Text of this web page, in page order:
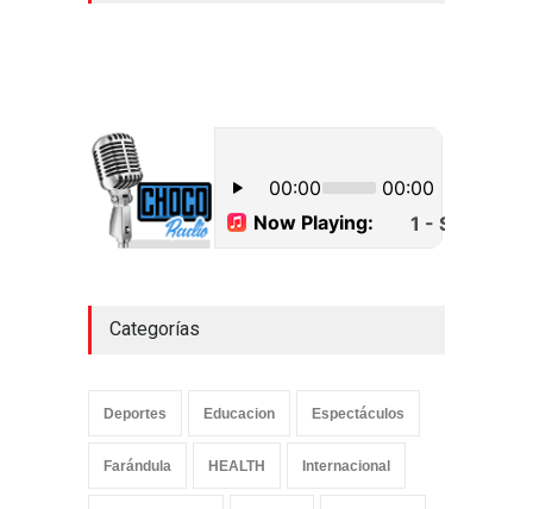
Categorías
Deportes Educacion Espectáculos
Farándula HEALTH Internacional